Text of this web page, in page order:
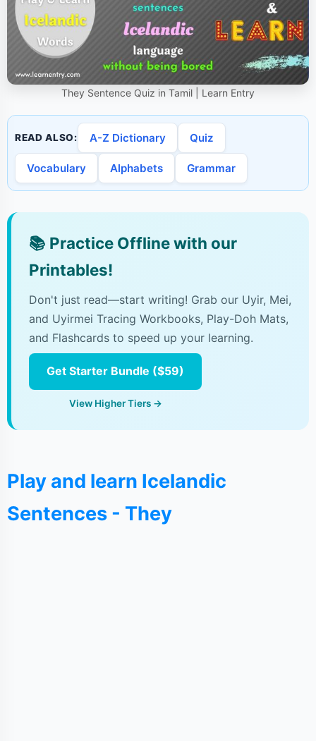
They Sentence Quiz in Tamil | Learn Entry
READ ALSO: A-Z Dictionary Quiz
Vocabulary Alphabets Grammar
📚 Practice Offline with our
Printables!
Don't just read—start writing! Grab our Uyir, Mei,
and Uyirmei Tracing Workbooks, Play-Doh Mats,
and Flashcards to speed up your learning.
Get Starter Bundle ($59)
View Higher Tiers →
Play and learn Icelandic
Sentences - They